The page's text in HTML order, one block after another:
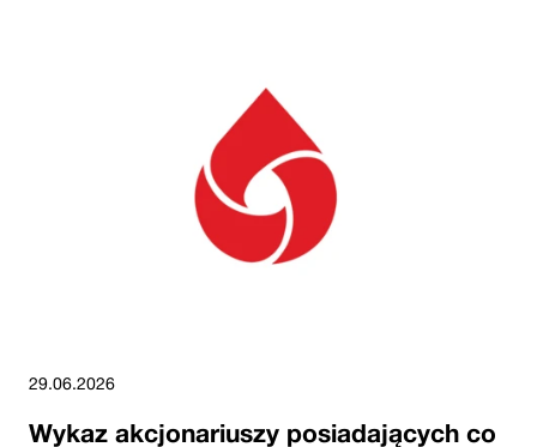
29.06.2026
Wykaz akcjonariuszy posiadających co